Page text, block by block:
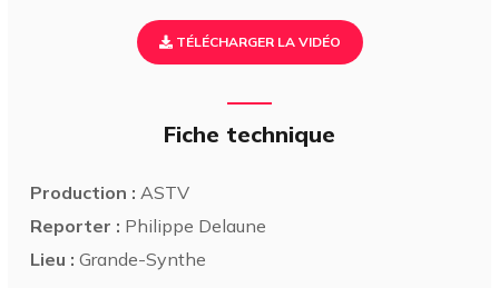
TÉLÉCHARGER LA VIDÉO
Fiche technique
Production : ASTV
Reporter : Philippe Delaune
Lieu : Grande-Synthe